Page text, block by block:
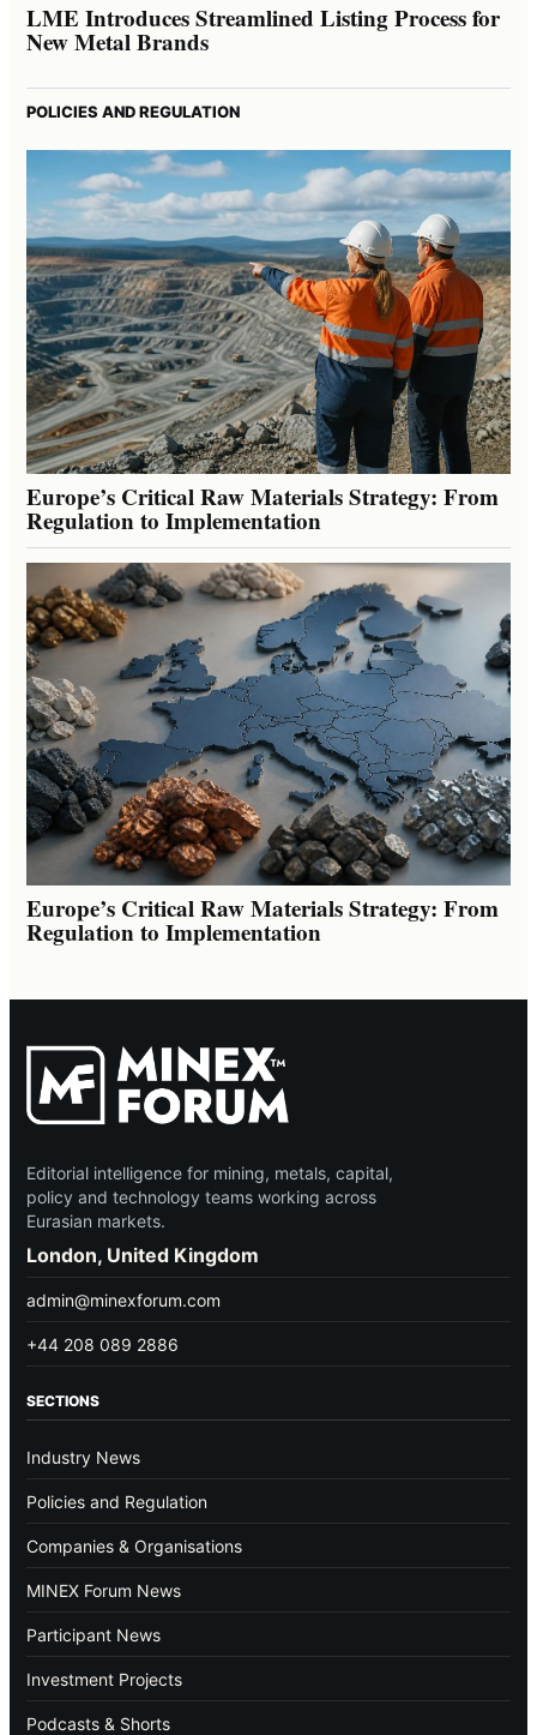
LME Introduces Streamlined Listing Process for
New Metal Brands
POLICIES AND REGULATION
Europe’s Critical Raw Materials Strategy: From
Regulation to Implementation
Europe’s Critical Raw Materials Strategy: From
Regulation to Implementation
Editorial intelligence for mining, metals, capital,
policy and technology teams working across
Eurasian markets.
London, United Kingdom
admin@minexforum.com
+44 208 089 2886
SECTIONS
Industry News
Policies and Regulation
Companies & Organisations
MINEX Forum News
Participant News
Investment Projects
Podcasts & Shorts